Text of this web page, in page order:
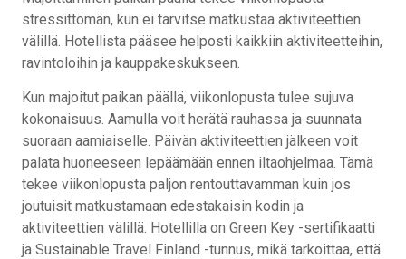
stressittömän, kun ei tarvitse matkustaa aktiviteettien
välillä. Hotellista pääsee helposti kaikkiin aktiviteetteihin,
ravintoloihin ja kauppakeskukseen.
Kun majoitut paikan päällä, viikonlopusta tulee sujuva
kokonaisuus. Aamulla voit herätä rauhassa ja suunnata
suoraan aamiaiselle. Päivän aktiviteettien jälkeen voit
palata huoneeseen lepäämään ennen iltaohjelmaa. Tämä
tekee viikonlopusta paljon rentouttavamman kuin jos
joutuisit matkustamaan edestakaisin kodin ja
aktiviteettien välillä. Hotellilla on Green Key -sertifikaatti
ja Sustainable Travel Finland -tunnus, mikä tarkoittaa, että